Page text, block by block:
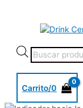
Carrito/0